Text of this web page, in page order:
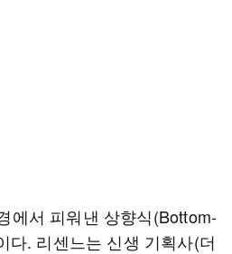
에서 피워낸 상향식(Bottom-
다. 리센느는 신생 기획사(더